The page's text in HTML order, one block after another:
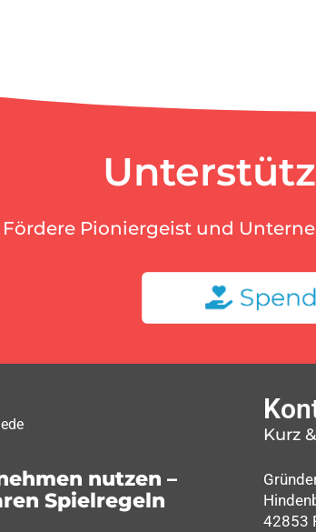
Fördere Pioniergeist und
nutzen –
Spielregeln
Kurz
42853